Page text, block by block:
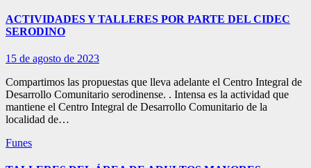
ACTIVIDADES Y TALLERES POR PARTE DEL CIDEC
SERODINO
15 de agosto de 2023
Compartimos las propuestas que lleva adelante el Centro Integral de
Desarrollo Comunitario serodinense. . Intensa es la actividad que
mantiene el Centro Integral de Desarrollo Comunitario de la
localidad de…
Funes